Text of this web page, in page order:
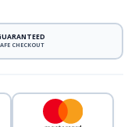
CHECKOUT